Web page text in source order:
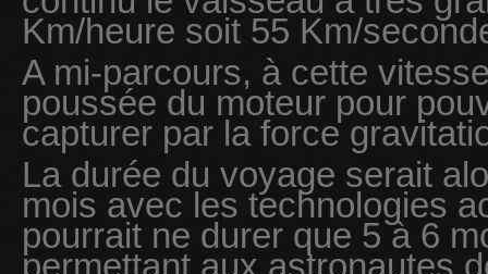
Km/heure soit 55 Km/
A mi-parcours, à cette
poussée du moteur pour
capturer par la force
La durée du voyage serait
mois avec les technologies
pourrait ne durer que 5 à 6